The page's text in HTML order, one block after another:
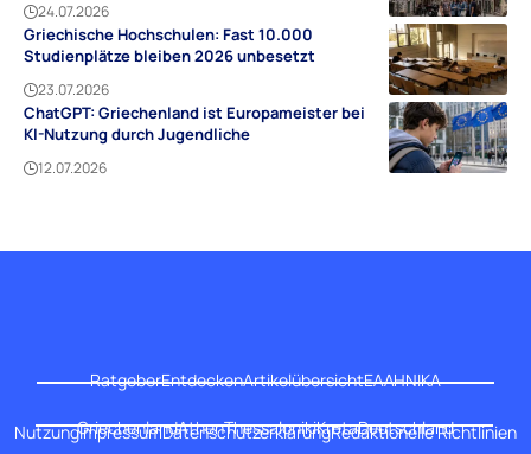
24.07.2026
Griechische Hochschulen: Fast 10.000
Studienplätze bleiben 2026 unbesetzt
23.07.2026
ChatGPT: Griechenland ist Europameister bei
KI-Nutzung durch Jugendliche
12.07.2026
RatgeberEntdeckenArtikelübersichtΕΛΛΗΝΙΚΑ
GriechenlandAthenThessalonikiKretaDeutschland
NutzungImpressumDatenschutzerklärungRedaktionelle Richtlinien